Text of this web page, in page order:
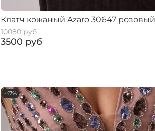
Клатч кожаный Azaro 30647
10080 руб
3500 руб
-47%